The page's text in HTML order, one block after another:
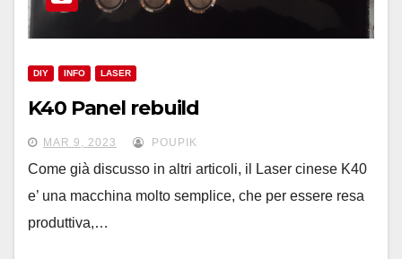
DIY INFO LASER
K40 Panel rebuild
MAR 9, 2023 POUPIK
Come già discusso in altri articoli, il Laser cinese K40
e’ una macchina molto semplice, che per essere resa
produttiva,…